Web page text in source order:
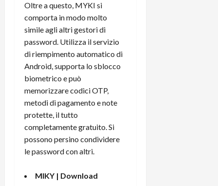
Oltre a questo, MYKI si
comporta in modo molto
simile agli altri gestori di
password. Utilizza il servizio
di riempimento automatico di
Android, supporta lo sblocco
biometrico e può
memorizzare codici OTP,
metodi di pagamento e note
protette, il tutto
completamente gratuito. Si
possono persino condividere
le password con altri.
MIKY | Download